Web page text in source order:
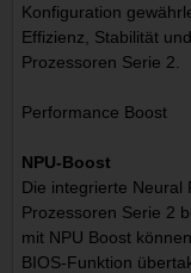
Konfiguration
Effizienz, Stabilität
Prozessoren Serie 2.
Performance Boost
NPU-Boost
Die integrierte Neural
Prozessoren Serie 2
mit NPU Boost
BIOS-Funktion